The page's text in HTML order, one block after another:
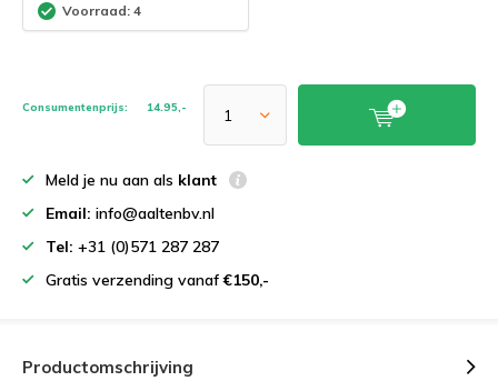
Voorraad: 4
Consumentenprijs: 14.95,-
Meld je nu aan als klant
Email: info@aaltenbv.nl
Tel: +31 (0)571 287 287
Gratis verzending vanaf€150,-
Productomschrijving